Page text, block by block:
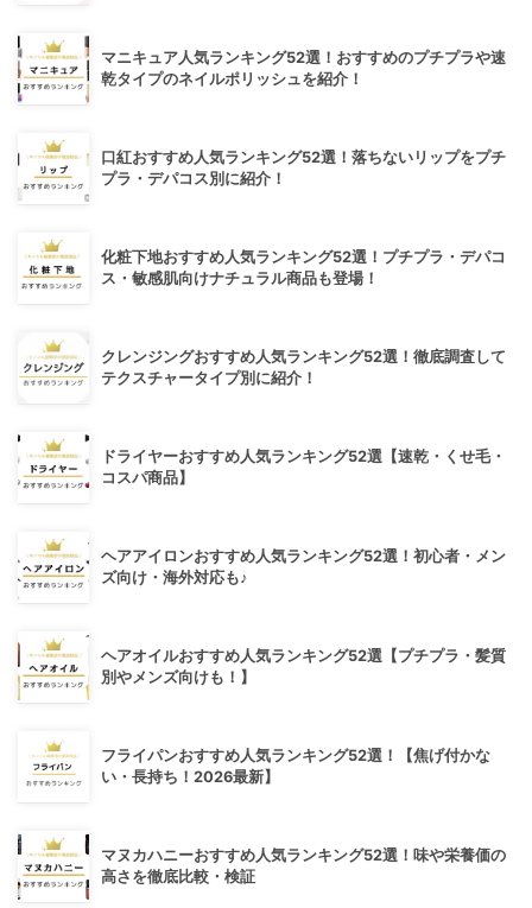
マニキュア人気ランキング52選！おすすめのプチプラや速
乾タイプのネイルポリッシュを紹介！
口紅おすすめ人気ランキング52選！落ちないリップをプチ
プラ・デパコス別に紹介！
化粧下地おすすめ人気ランキング52選！プチプラ・デパコ
ス・敏感肌向けナチュラル商品も登場！
クレンジングおすすめ人気ランキング52選！徹底調査して
テクスチャータイプ別に紹介！
ドライヤーおすすめ人気ランキング52選【速乾・くせ毛・
コスパ商品】
ヘアアイロンおすすめ人気ランキング52選！初心者・メン
ズ向け・海外対応も♪
ヘアオイルおすすめ人気ランキング52選【プチプラ・髪質
別やメンズ向けも！】
フライパンおすすめ人気ランキング52選！【焦げ付かな
い・長持ち！2026最新】
マヌカハニーおすすめ人気ランキング52選！味や栄養価の
高さを徹底比較・検証